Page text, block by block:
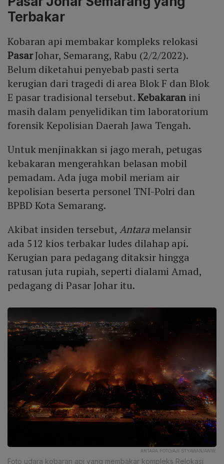
Terbakar
Kobaran api membakar kompleks relokasi
PasarJohar, Semarang, Rabu (2/2/2022).
Belum diketahui penyebab pasti serta
kerugian dari tragedi di area Blok F dan Blok
E pasar tradisional tersebut.Kebakaran ini
masih dalam penyelidikan tim laboratorium
forensik Kepolisian Daerah Jawa Tengah.
Untuk menjinakkan si jago merah, petugas
kebakaran mengerahkan belasan mobil
pemadam. Ada juga mobil meriam air
kepolisian beserta personel TNI-Polri dan
BPBD Kota Semarang.
Akibat insiden tersebut, Antaramelansir
ada 512 kios terbakar ludes dilahap api.
Kerugian para pedagang ditaksir hingga
ratusan juta rupiah, seperti dialami Amad,
pedagang di Pasar Johar itu.
ANTARA FOTO/AJI STYAWAN/AWW.
Foto udara kobaran api yang membakar kompleks Relokasi